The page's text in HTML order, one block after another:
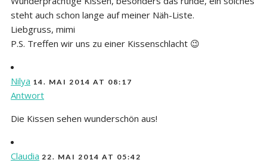
steht auch schon lange auf meiner Näh-Liste.
Liebgruss, mimi
P.S. Treffen wir uns zu einer Kissenschlacht 😉
Nilya 14. MAI 2014 AT 08:17
Antwort
Die Kissen sehen wunderschön aus!
Claudia 22. MAI 2014 AT 05:42